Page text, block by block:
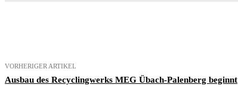
VORHERIGER ARTIKEL
Ausbau des Recyclingwerks MEG Übach-Palenberg beginnt